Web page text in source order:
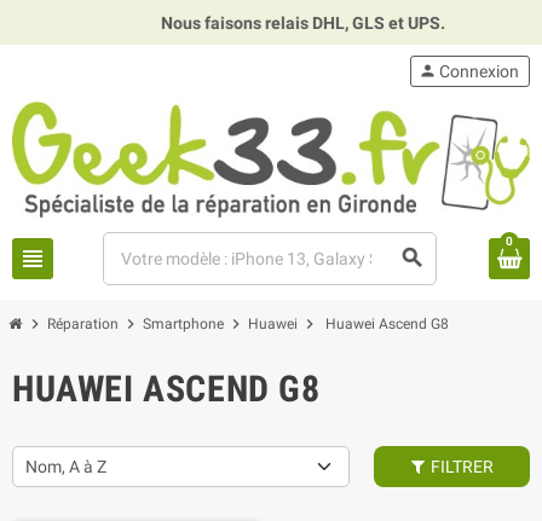
Nous faisons relais DHL, GLS et UPS.
view_headline search
person Connexion
0
chevron_right Réparation chevron_right Smartphone chevron_right Huawei chevron_right Huawei Ascend G8
HUAWEI ASCEND G8
Nom, A à Z FILTRER